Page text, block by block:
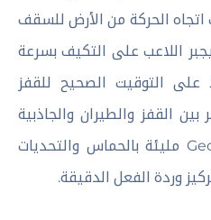
اتجاه الحركة من الأرض للسقف
اللاعب على التكيف بسرعة
على التوقيت الصحيح للقفز
القفز والطيران والجاذبية
يجعل مراحل Geometry Dash مليئة بالحماس والتحديات
وردة الفعل الدقيقة.